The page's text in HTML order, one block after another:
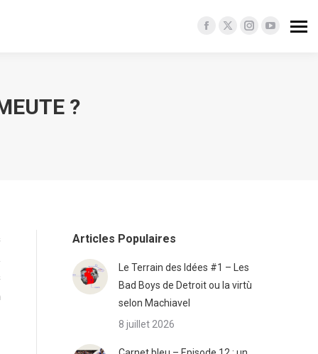
Facebook
X
Instagram
YouTube
?
Articles Populaires
Le Terrain des Idées #1 – Les
Bad Boys de Detroit ou la virtù
selon Machiavel
8 juillet 2026